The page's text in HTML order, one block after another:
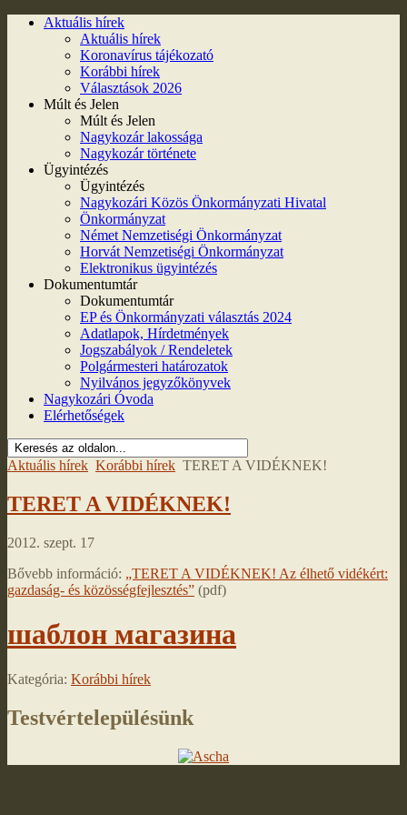
Aktuális hírek
Aktuális hírek
Koronavírus tájékozató
Korábbi hírek
Választások 2026
Múlt és Jelen
Múlt és Jelen
Nagykozár lakossága
Nagykozár története
Ügyintézés
Ügyintézés
Nagykozári Közös Önkormányzati Hivatal
Önkormányzat
Német Nemzetiségi Önkormányzat
Horvát Nemzetiségi Önkormányzat
Elektronikus ügyintézés
Dokumentumtár
Dokumentumtár
EP és Önkormányzati választás 2024
Adatlapok, Hírdetmények
Jogszabályok / Rendeletek
Polgármesteri határozatok
Nyilvános jegyzőkönyvek
Nagykozári Óvoda
Elérhetőségek
Aktuális hírek Korábbi hírek TERET A VIDÉKNEK!
TERET A VIDÉKNEK!
2012. szept. 17
Bővebb információ: „TERET A VIDÉKNEK! Az élhető vidékért:
gazdaság- és közösségfejlesztés” (pdf)
шаблон магазина
Kategória: Korábbi hírek
Testvértelepülésünk